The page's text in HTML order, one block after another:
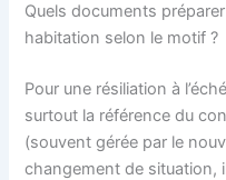
Quels documents
habitation selon le motif ?
Pour une résiliation à
surtout la référence du
(souvent gérée par le
changement de situation,